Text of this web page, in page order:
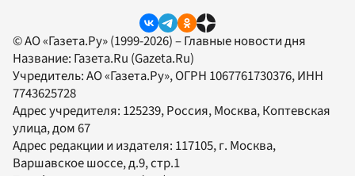
© АО «Газета.Ру» (1999-2026) – Главные новости дня
Название: Газета.Ru (Gazeta.Ru)
Учредитель:АО «Газета.Ру», ОГРН 1067761730376, ИНН
7743625728
Адрес учредителя: 125239, Россия, Москва, Коптевская
улица, дом 67
Адрес редакции и издателя: 117105, г. Москва,
Варшавское шоссе, д.9, стр.1